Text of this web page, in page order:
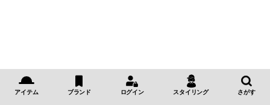
アイテム ブランド ログイン スタイリング さがす